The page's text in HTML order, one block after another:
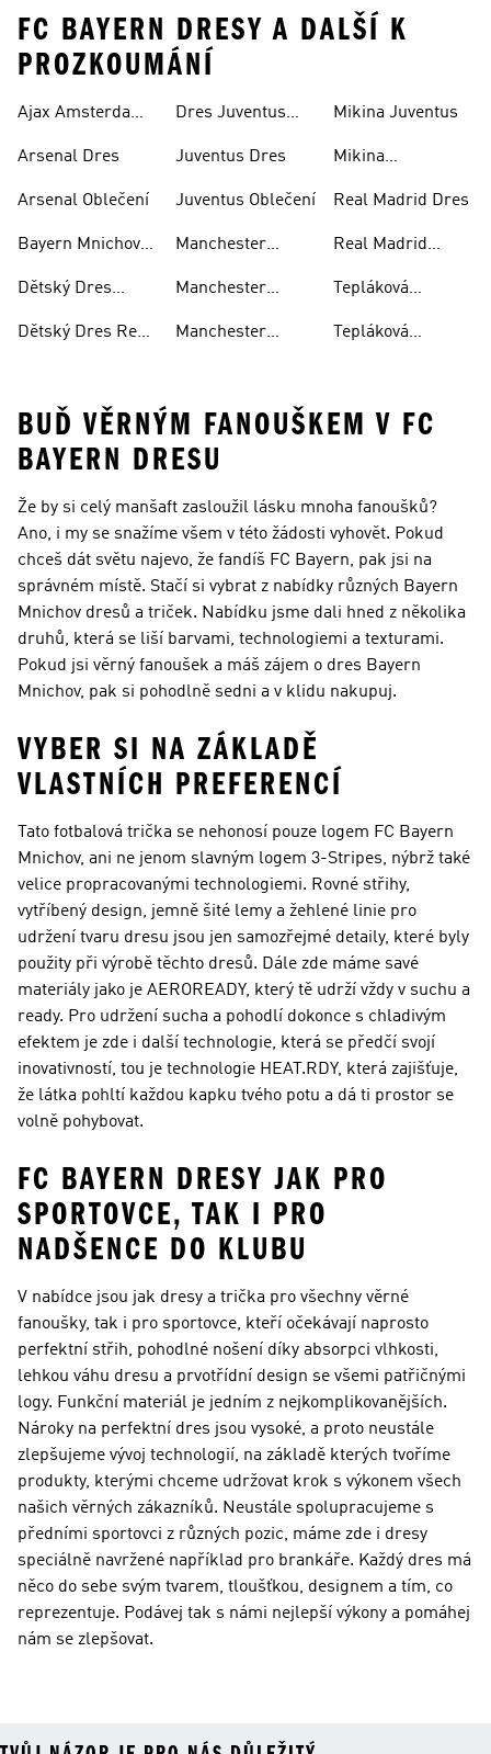
FC BAYERN DRESY A DALŠÍ K
PROZKOUMÁNÍ
Ajax Amsterdam
Arsenal Dres
Arsenal Oblečení
Bayern Mnichov
Dětský Dres
Dětský Dres Real
Dres Juventus
Juventus Dres
Juventus Oblečení
Manchester
Manchester
Manchester
Mikina Juventus
Mikina
United
Real Madrid Dres
Real Madrid
Tepláková
Juventus
Tepláková
BUĎ VĚRNÝM FANOUŠKEM V FC
BAYERN DRESU
Že by si celý manšaft zasloužil lásku mnoha fanoušků?
Ano, i my se snažíme všem v této žádosti vyhovět. Pokud
chceš dát světu najevo, že fandíš FC Bayern, pak jsi na
správném místě. Stačí si vybrat z nabídky různých Bayern
Mnichov dresů a triček. Nabídku jsme dali hned z několika
druhů, která se liší barvami, technologiemi a texturami.
Pokud jsi věrný fanoušek a máš zájem o dres Bayern
Mnichov, pak si pohodlně sedni a v klidu nakupuj.
VYBER SI NA ZÁKLADĚ
VLASTNÍCH PREFERENCÍ
Tato fotbalová trička se nehonosí pouze logem FC Bayern
Mnichov, ani ne jenom slavným logem 3-Stripes, nýbrž také
velice propracovanými technologiemi. Rovné střihy,
vytříbený design, jemně šité lemy a žehlené linie pro
udržení tvaru dresu jsou jen samozřejmé detaily, které byly
použity při výrobě těchto dresů. Dále zde máme savé
materiály jako je AEROREADY, který tě udrží vždy v suchu a
ready. Pro udržení sucha a pohodlí dokonce s chladivým
efektem je zde i další technologie, která se předčí svojí
inovativností, tou je technologie HEAT.RDY, která zajišťuje,
že látka pohltí každou kapku tvého potu a dá ti prostor se
volně pohybovat.
FC BAYERN DRESY JAK PRO
SPORTOVCE, TAK I PRO
NADŠENCE DO KLUBU
V nabídce jsou jak dresy a trička pro všechny věrné
fanoušky, tak i pro sportovce, kteří očekávají naprosto
perfektní střih, pohodlné nošení díky absorpci vlhkosti,
lehkou váhu dresu a prvotřídní design se všemi patřičnými
logy. Funkční materiál je jedním z nejkomplikovanějších.
Nároky na perfektní dres jsou vysoké, a proto neustále
zlepšujeme vývoj technologií, na základě kterých tvoříme
produkty, kterými chceme udržovat krok s výkonem všech
našich věrných zákazníků. Neustále spolupracujeme s
předními sportovci z různých pozic, máme zde i dresy
speciálně navržené například pro brankáře. Každý dres má
něco do sebe svým tvarem, tloušťkou, designem a tím, co
reprezentuje. Podávej tak s námi nejlepší výkony a pomáhej
nám se zlepšovat.